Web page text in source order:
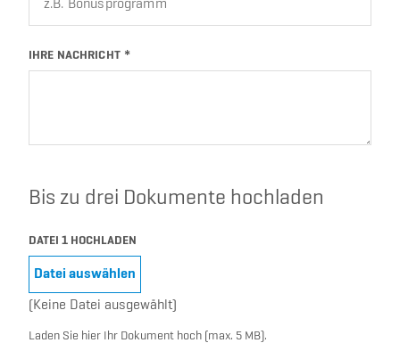
IHRE NACHRICHT
Bis zu drei Dokumente hochladen
DATEI 1 HOCHLADEN
Datei auswählen
Datei auswählen
(Keine Datei ausgewählt)
Laden Sie hier Ihr Dokument hoch (max. 5 MB).